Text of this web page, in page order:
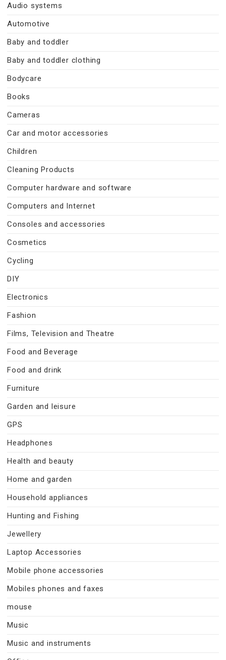
Audio systems
Automotive
Baby and toddler
Baby and toddler clothing
Bodycare
Books
Cameras
Car and motor accessories
Children
Cleaning Products
Computer hardware and software
Computers and Internet
Consoles and accessories
Cosmetics
Cycling
DIY
Electronics
Fashion
Films, Television and Theatre
Food and Beverage
Food and drink
Furniture
Garden and leisure
GPS
Headphones
Health and beauty
Home and garden
Household appliances
Hunting and Fishing
Jewellery
Laptop Accessories
Mobile phone accessories
Mobiles phones and faxes
mouse
Music
Music and instruments